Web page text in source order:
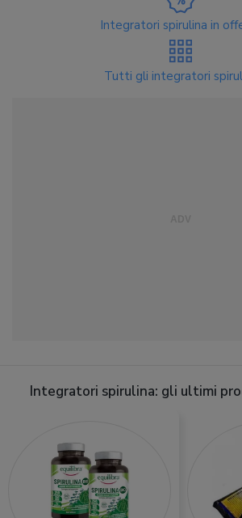
Integratori spirulina in
Tutti gli integratori
Integratori spirulina: gli ultimi